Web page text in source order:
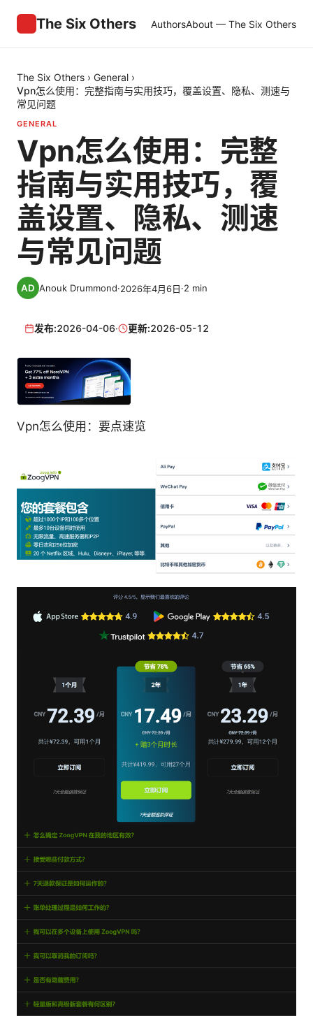
The Six Others AuthorsAbout — The Six Others
The Six Others › General ›
Vpn怎么使用：完整指南与实用技巧，覆盖设置、隐私、测速与
常见问题
GENERAL
Vpn怎么使用：完整
指南与实用技巧，覆
盖设置、隐私、测速
与常见问题
Anouk Drummond·2026年4月6日·2 min
发布:2026-04-06· 更新:2026-05-12
Vpn怎么使用：要点速览